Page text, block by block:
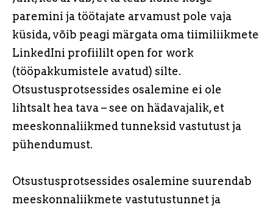
paremini ja töötajate arvamust pole vaja
küsida, võib peagi märgata oma tiimiliikmete
LinkedIni profiililt open for work
(tööpakkumistele avatud) silte.
Otsustusprotsessides osalemine ei ole
lihtsalt hea tava – see on hädavajalik, et
meeskonnaliikmed tunneksid vastutust ja
pühendumust.
Otsustusprotsessides osalemine suurendab
meeskonnaliikmete vastutustunnet ja